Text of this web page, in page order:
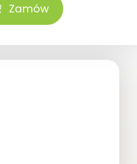
Zamów